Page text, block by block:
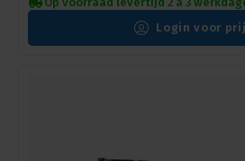
Login voor